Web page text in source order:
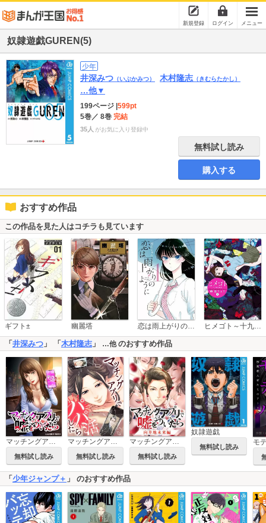
新規登録 ログイン メニュー
奴隷遊戯GUREN(5)
少年
井深みつ （いぶかみつ） 木村隆志 （きむらたかし）
…他▼
199ページ 599pt
5巻／ 8巻 完結
35人 がお気に入り登録中
無料試し読み
購入する
おすすめ作品
この作品を見た人はコチラも見ています
ギフト± 幽麗塔 恋は雨上がりのように ヒメゴト～十九歳の制服～
「 井深みつ 」 「 木村隆志 」 …他のおすすめ作品
マッチングアプリで嘘をついたら
無料試し読み
マッチングアプリでパパ活したら
無料試し読み
マッチングアプリで嘘をついたら～向井地未来編～
無料試し読み
奴隷遊戯
無料試し読み
「少年ジャンプ＋ 」 のおすすめ作品